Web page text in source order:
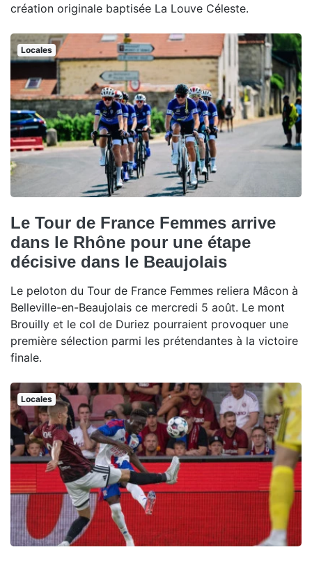
création originale baptisée La Louve Céleste.
Locales
Le Tour de France Femmes arrive
dans le Rhône pour une étape
décisive dans le Beaujolais
Le peloton du Tour de France Femmes reliera Mâcon à
Belleville-en-Beaujolais ce mercredi 5 août. Le mont
Brouilly et le col de Duriez pourraient provoquer une
première sélection parmi les prétendantes à la victoire
finale.
Locales